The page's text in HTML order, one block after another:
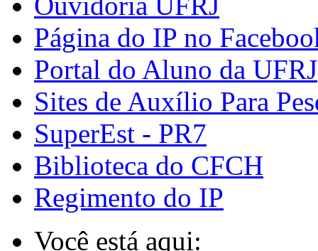
Página do IP no
Portal do Aluno da UFRJ
Sites de Auxílio Para
SuperEst - PR7
Biblioteca do CFCH
Regimento do IP
Você está aqui: